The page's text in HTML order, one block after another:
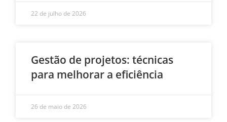
22 de julho de 2026
Gestão de projetos: técnicas
para melhorar a eficiência
26 de maio de 2026